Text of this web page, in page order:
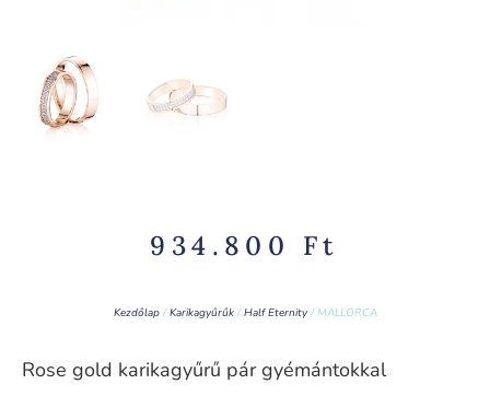
934.800 Ft
Kezdőlap/Karikagyűrűk/Half Eternity/ MALLORCA
Rose gold karikagyűrű pár gyémántokkal